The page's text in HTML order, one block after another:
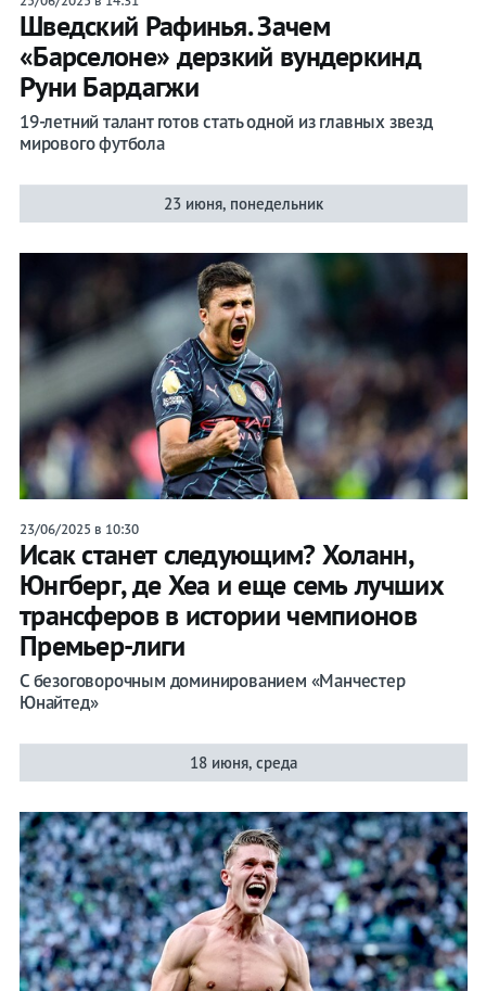
Шведский Рафинья. Зачем
«Барселоне» дерзкий вундеркинд
Руни Бардагжи
19-летний талант готов стать одной из главных звезд
мирового футбола
23 июня, понедельник
23/06/2025 в 10:30
Исак станет следующим? Холанн,
Юнгберг, де Хеа и еще семь лучших
трансферов в истории чемпионов
Премьер-лиги
С безоговорочным доминированием «Манчестер
Юнайтед»
18 июня, среда